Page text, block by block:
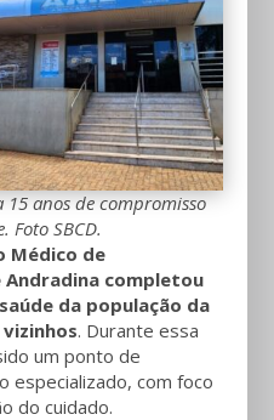
anos de compromisso
Foto SBCD.
Médico de
Andradina completou
da população da
. Durante essa
um ponto de
especializado, com foco
do cuidado.